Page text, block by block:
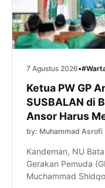
7 Agustus 2026•
Ketua PW GP
SUSBALAN di
Ansor Harus
by: Muhammad Asrofi
Kandeman, NU
Gerakan Pemuda
Muchammad